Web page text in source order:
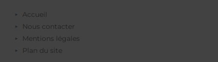
Accueil
Nous contacter
Mentions légales
Plan du site